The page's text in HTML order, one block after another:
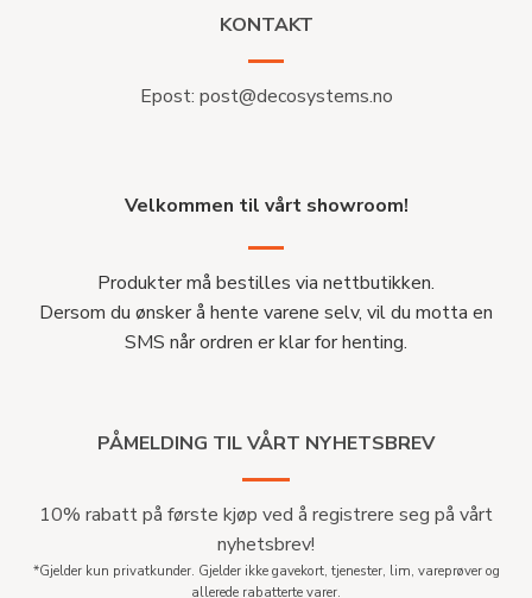
KONTAKT
Epost: post@decosystems.no
Velkommen til vårt showroom!
Produkter må bestilles via nettbutikken.
Dersom du ønsker å hente varene selv, vil du motta en
SMS når ordren er klar for henting.
PÅMELDING TIL VÅRT NYHETSBREV
10% rabatt på første kjøp ved å registrere seg på vårt
nyhetsbrev!
*Gjelder kun privatkunder. Gjelder ikke gavekort, tjenester, lim, vareprøver og
allerede rabatterte varer.